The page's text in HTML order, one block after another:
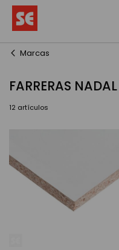
contenido
Marcas
FARRERAS
12 artículos